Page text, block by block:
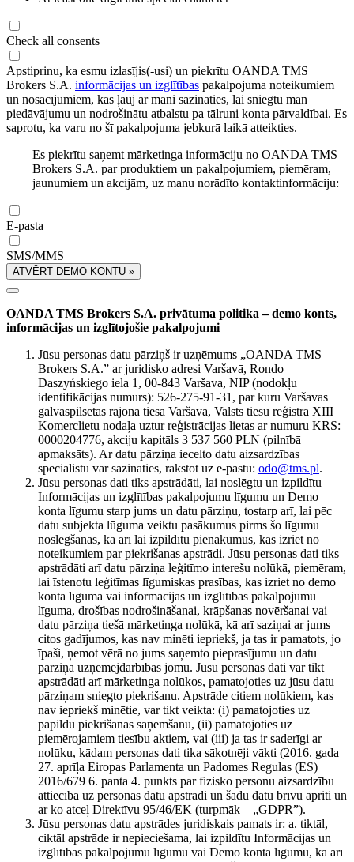
Check all consents
Apstiprinu, ka esmu izlasījis(-usi) un piekrītu OANDA TMS
Brokers S.A. informācijas un izglītības pakalpojuma noteikumiem
un nosacījumiem, kas ļauj ar mani sazināties, lai sniegtu man
piedāvājumu un nodrošinātu atbalstu pa tālruni konta pārvaldībai. Es
saprotu, ka varu no šī pakalpojuma jebkurā laikā atteikties.
Es piekrītu saņemt mārketinga informāciju no OANDA TMS
Brokers S.A. par produktiem un pakalpojumiem, piemēram,
jaunumiem un akcijām, uz manu norādīto kontaktinformāciju:
E-pasta
SMS/MMS
ATVĒRT DEMO KONTU »
OANDA TMS Brokers S.A. privātuma politika – demo konts,
informācijas un izglītojošie pakalpojumi
Jūsu personas datu pārziņš ir uzņēmums „OANDA TMS
Brokers S.A.” ar juridisko adresi Varšavā, Rondo
Daszyńskiego iela 1, 00-843 Varšava, NIP (nodokļu
identifikācijas numurs): 526-275-91-31, par kuru Varšavas
galvaspilsētas rajona tiesa Varšavā, Valsts tiesu reģistra XIII
Komerclietu nodaļa uztur reģistrācijas lietas ar numuru KRS:
0000204776, akciju kapitāls 3 537 560 PLN (pilnībā
apmaksāts). Ar datu pārziņa iecelto datu aizsardzības
speciālistu var sazināties, rakstot uz e-pastu: odo@tms.pl.
Jūsu personas dati tiks apstrādāti, lai noslēgtu un izpildītu
Informācijas un izglītības pakalpojumu līgumu un Demo
konta līgumu starp jums un datu pārziņu, tostarp arī, lai pēc
datu subjekta lūguma veiktu pasākumus pirms šo līgumu
noslēgšanas, kā arī lai izpildītu pienākumus, kas izriet no
noteikumiem par piekrišanas apstrādi. Jūsu personas dati tiks
apstrādāti arī datu pārziņa leģitīmo interešu nolūkā, piemēram,
lai īstenotu leģitīmas līgumiskas prasības, kas izriet no demo
konta līguma vai informācijas un izglītības pakalpojumu
līguma, drošības nodrošināšanai, krāpšanas novēršanai vai
datu pārziņa tiešā mārketinga nolūkā, kā arī saziņai ar jums
citos gadījumos, kas nav minēti iepriekš, ja tas ir pamatots, jo
īpaši, ņemot vērā no jums saņemto pieprasījumu un datu
pārziņa uzņēmējdarbības jomu. Jūsu personas dati var tikt
apstrādāti arī mārketinga nolūkos, pamatojoties uz jūsu datu
pārziņam sniegto piekrišanu. Apstrāde citiem nolūkiem, kas
nav iepriekš minētie, var tikt veikta: (i) pamatojoties uz
papildu piekrišanas saņemšanu, (ii) pamatojoties uz
piemērojamiem tiesību aktiem, vai (iii) ja tas ir saderīgi ar
nolūku, kādam personas dati tika sākotnēji vākti (2016. gada
27. aprīļa Eiropas Parlamenta un Padomes Regulas (ES)
2016/679 6. panta 4. punkts par fizisko personu aizsardzību
attiecībā uz personas datu apstrādi un šādu datu brīvu apriti un
ar ko atceļ Direktīvu 95/46/EK (turpmāk – „GDPR”).
Jūsu personas datu apstrādes juridiskais pamats ir: a. tiktāl,
ciktāl apstrāde ir nepieciešama, lai izpildītu Informācijas un
izglītības pakalpojumu līgumu vai Demo konta līgumu, kā arī